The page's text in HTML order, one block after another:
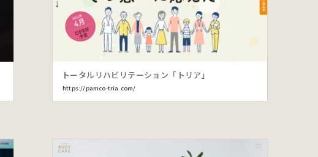
トータルリハビリテーション「トリア」
https://pamco-tria.com/